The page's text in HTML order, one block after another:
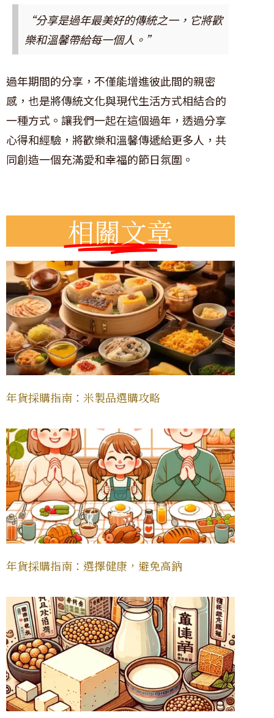
“分享是過年最美好的傳統之一，它將歡
樂和溫馨帶給每一個人。”
過年期間的分享，不僅能增進彼此間的親密
感，也是將傳統文化與現代生活方式相結合的
一種方式。讓我們一起在這個過年，透過分享
心得和經驗，將歡樂和溫馨傳遞給更多人，共
同創造一個充滿愛和幸福的節日氛圍。
相關文章
年貨採購指南：米製品選購攻略
年貨採購指南：選擇健康，避免高鈉